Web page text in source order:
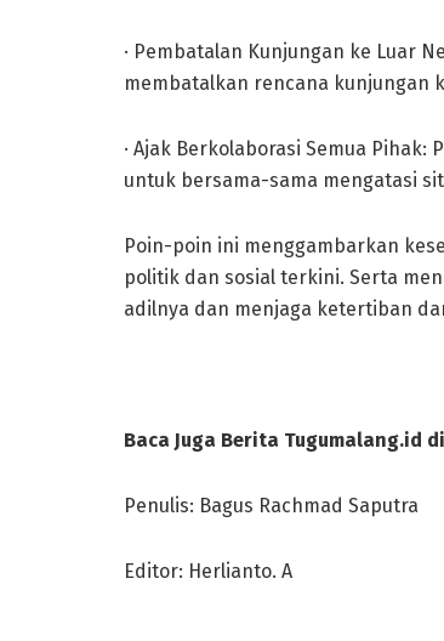
· Pembatalan Kunjungan ke Luar
membatalkan rencana kunjungan
· Ajak Berkolaborasi Semua
untuk bersama-sama mengatasi
Poin-poin ini menggambarkan
politik dan sosial terkini. Serta
adilnya dan menjaga ketertiban
Baca Juga Berita Tugumalang.id di
Penulis: Bagus Rachmad Saputra
Editor: Herlianto. A